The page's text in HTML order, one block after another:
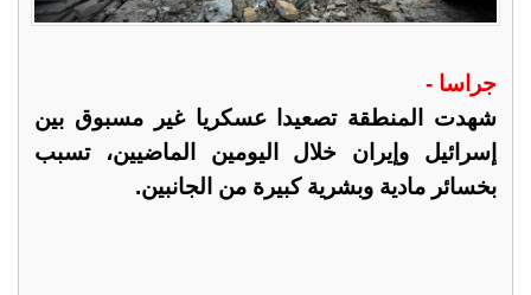
جراسا -
شهدت المنطقة تصعيدا عسكريا غير مسبوق بين
إسرائيل وإيران خلال اليومين الماضيين، تسبب
بخسائر مادية وبشرية كبيرة من الجانبين.